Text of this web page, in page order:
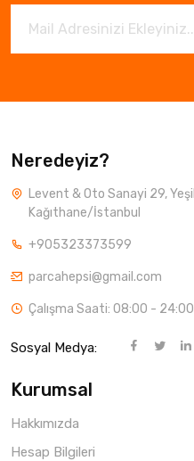
Neredeyiz?
Levent & Oto Sanayi 29,
Kağıthane/İstanbul
+905323373599
parcahepsi@gmail.com
Çalışma Saati: 08:00 - 24:00
Sosyal Medya:
Kurumsal
Hakkımızda
Hesap Bilgileri